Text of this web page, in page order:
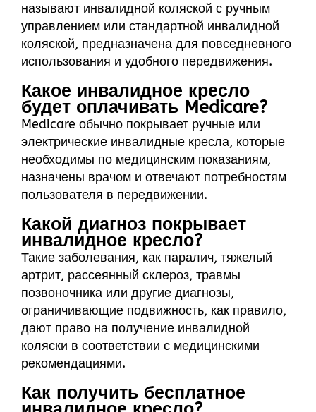
называют инвалидной коляской с ручным
управлением или стандартной инвалидной
коляской, предназначена для повседневного
использования и удобного передвижения.
Какое инвалидное кресло
будет оплачивать Medicare?
Medicare обычно покрывает ручные или
электрические инвалидные кресла, которые
необходимы по медицинским показаниям,
назначены врачом и отвечают потребностям
пользователя в передвижении.
Какой диагноз покрывает
инвалидное кресло?
Такие заболевания, как паралич, тяжелый
артрит, рассеянный склероз, травмы
позвоночника или другие диагнозы,
ограничивающие подвижность, как правило,
дают право на получение инвалидной
коляски в соответствии с медицинскими
рекомендациями.
Как получить бесплатное